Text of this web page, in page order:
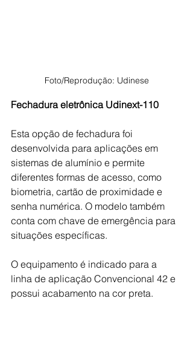
Foto/Reprodução: Udinese
Fechadura eletrônica Udinext-110
Esta opção de fechadura foi
desenvolvida para aplicações em
sistemas de alumínio e permite
diferentes formas de acesso, como
biometria, cartão de proximidade e
senha numérica. O modelo também
conta com chave de emergência para
situações específicas.
O equipamento é indicado para a
linha de aplicação Convencional 42 e
possui acabamento na cor preta.